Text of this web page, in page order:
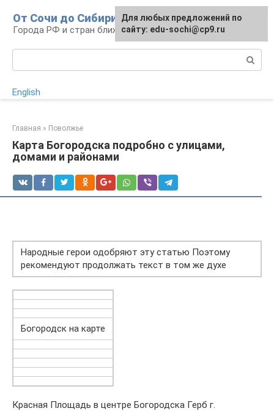
контенту
От Сочи до Сибири
Города РФ и стран ближнего зарубежья
English
Главная » Поволжье
Карта Богородска подробно с улицами,
домами и районами
Народные герои одобряют эту статью Поэтому
рекомендуют продолжать текст в том же духе
Богородск на карте
Красная Площадь в центре Богородска Герб г.
Для любых предложений по
сайту: edu-sochi@cp9.ru